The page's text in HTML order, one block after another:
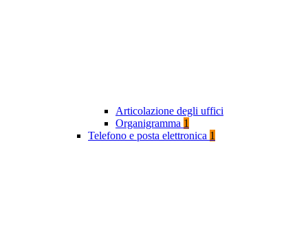
Articolazione degli uffici
Organigramma 1
Telefono e posta elettronica 1